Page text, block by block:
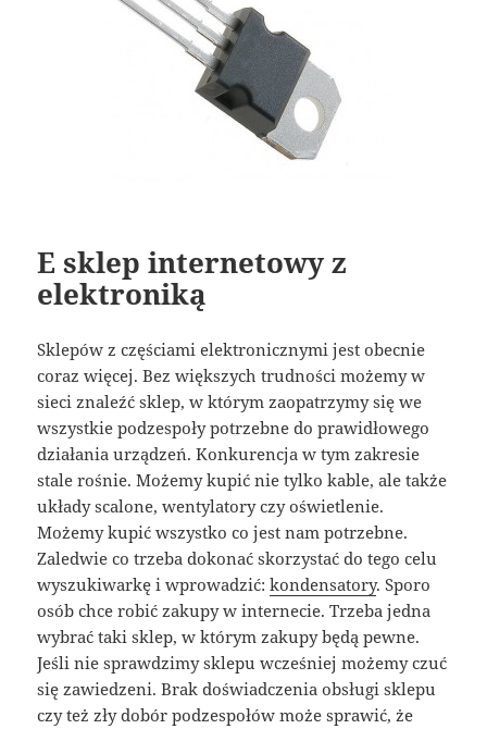
E sklep internetowy z
elektroniką
Sklepów z częściami elektronicznymi jest obecnie
coraz więcej. Bez większych trudności możemy w
sieci znaleźć sklep, w którym zaopatrzymy się we
wszystkie podzespoły potrzebne do prawidłowego
działania urządzeń. Konkurencja w tym zakresie
stale rośnie. Możemy kupić nie tylko kable, ale także
układy scalone, wentylatory czy oświetlenie.
Możemy kupić wszystko co jest nam potrzebne.
Zaledwie co trzeba dokonać skorzystać do tego celu
wyszukiwarkę i wprowadzić:kondensatory. Sporo
osób chce robić zakupy w internecie. Trzeba jedna
wybrać taki sklep, w którym zakupy będą pewne.
Jeśli nie sprawdzimy sklepu wcześniej możemy czuć
się zawiedzeni. Brak doświadczenia obsługi sklepu
czy też zły dobór podzespołów może sprawić, że